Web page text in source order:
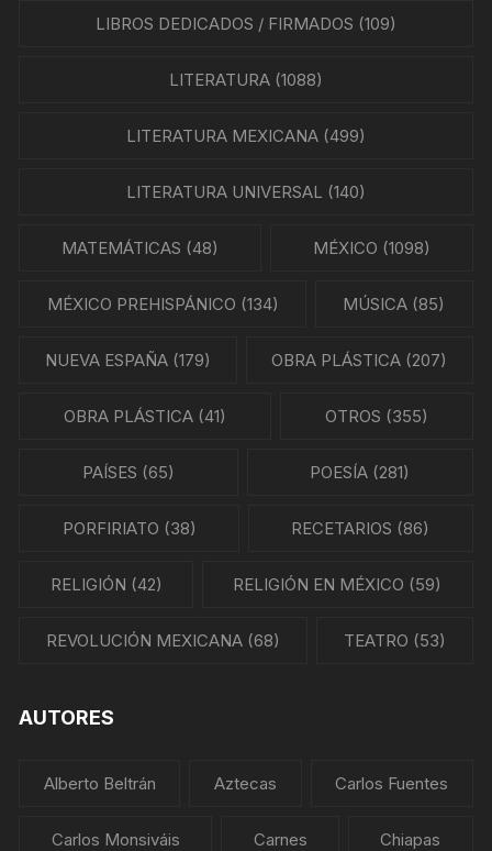
LIBROS DEDICADOS / FIRMADOS (109)
LITERATURA(1088)
LITERATURA MEXICANA(499)
LITERATURA UNIVERSAL (140)
MATEMÁTICAS (48) MÉXICO (1098)
MÉXICO PREHISPÁNICO (134) MÚSICA (85)
NUEVA ESPAÑA(179) OBRA PLÁSTICA (207)
OBRA PLÁSTICA (41) OTROS (355)
PAÍSES (65) POESÍA (281)
PORFIRIATO (38) RECETARIOS (86)
RELIGIÓN (42) RELIGIÓN EN MÉXICO (59)
REVOLUCIÓN MEXICANA (68) TEATRO (53)
AUTORES
Alberto Beltrán Aztecas Carlos Fuentes
Carlos Monsiváis Carnes Chiapas